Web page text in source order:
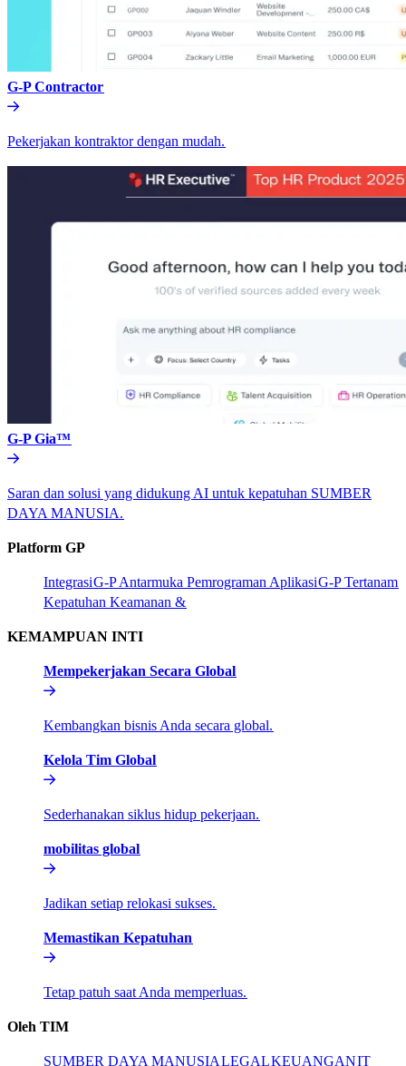
G-P Contractor​​
Pekerjakan kontraktor dengan mudah.​​
G-P Gia™​​
Saran dan solusi yang didukung AI untuk kepatuhan SUMBER
DAYA MANUSIA.​​
Platform GP​​
Integrasi​​G-P Antarmuka Pemrograman Aplikasi​​G-P Tertanam​​
Kepatuhan Keamanan &​​
KEMAMPUAN INTI​​
Mempekerjakan Secara Global​​
Kembangkan bisnis Anda secara global.​​
Kelola Tim Global​​
Sederhanakan siklus hidup pekerjaan.​​
mobilitas global​​
Jadikan setiap relokasi sukses.​​
Memastikan Kepatuhan​​
Tetap patuh saat Anda memperluas.​​
Oleh TIM​​
SUMBER DAYA MANUSIA​​LEGAL​​KEUANGAN​​IT​​